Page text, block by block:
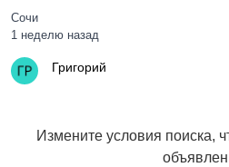
Сочи
1 неделю назад
Григорий
Измените условия поиска,